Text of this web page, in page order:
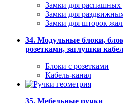
Замки для распашных
Замки для
Замки для шторок
34. Модульные блоки,
розетками, заглушки
Блоки с розетками
Кабель-канал
35. Мебельные ручки